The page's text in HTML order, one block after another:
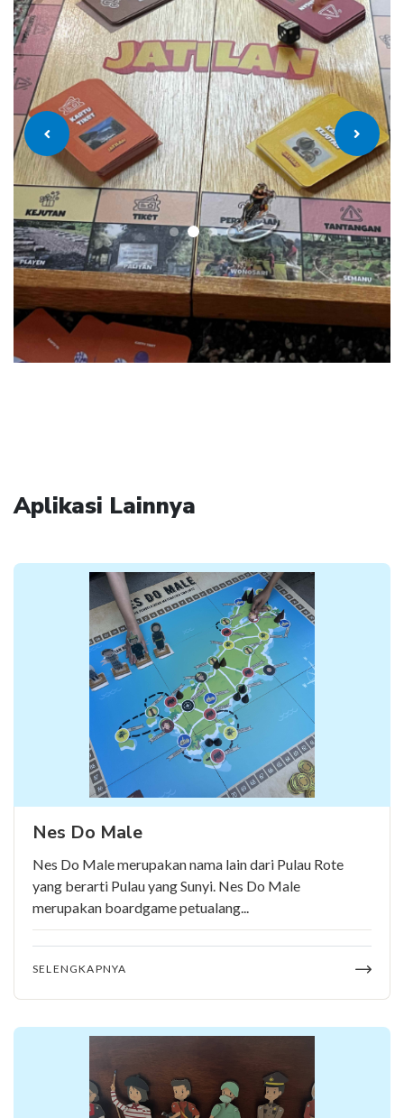
Aplikasi Lainnya
Nes Do Male
Nes Do Male merupakan nama lain dari Pulau Rote
yang berarti Pulau yang Sunyi. Nes Do Male
merupakan boardgame petualang...
SELENGKAPNYA